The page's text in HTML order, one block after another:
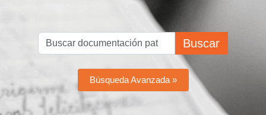
Buscar
Búsqueda Avanzada »